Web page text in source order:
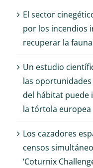
El sector
por los incendios
recuperar la
Un estudio
las oportunidades
del hábitat puede
la tórtola europea
Los cazadores
censos
‘Coturnix